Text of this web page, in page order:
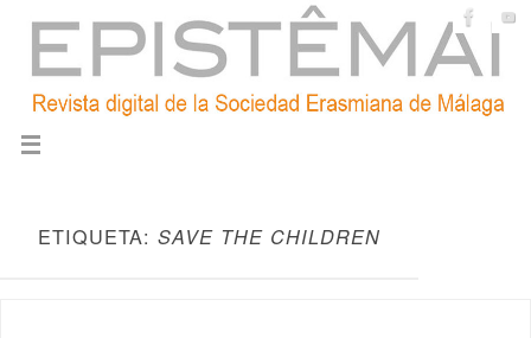
ETIQUETA: SAVE THE CHILDREN